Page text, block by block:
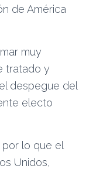
de América
muy
tratado y
despegue del
electo
lo que el
Unidos,